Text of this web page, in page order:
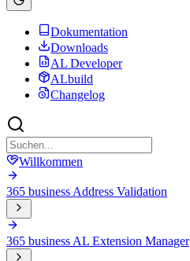
Dokumentation
Downloads
AL Developer
ALbuild
Changelog
Willkommen
365 business Address Validation
365 business AL Extension Manager